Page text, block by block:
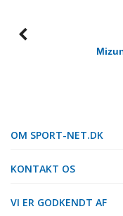
OM SPORT-NET.DK
KONTAKT OS
VI ER GODKENDT AF